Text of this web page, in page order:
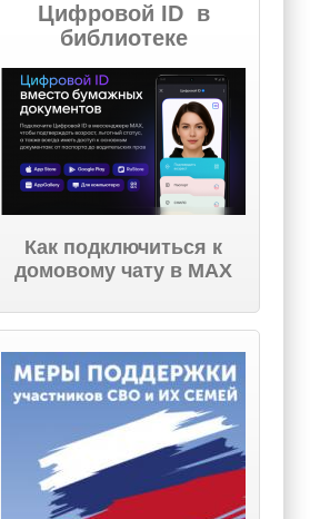
Цифровой ID в
библиотеке
Как подключиться к
домовому чату в МАХ